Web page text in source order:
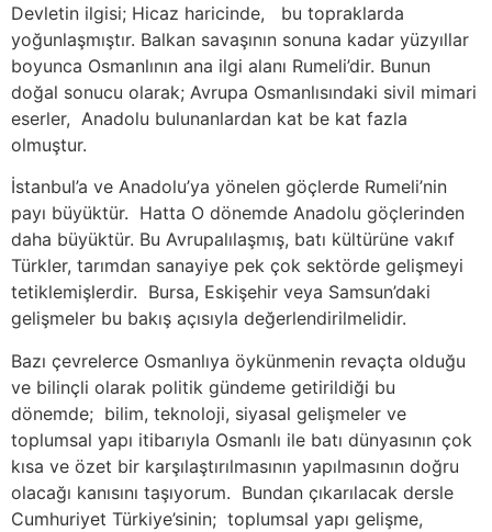
Devletin ilgisi; Hicaz haricinde, bu topraklarda
yoğunlaşmıştır. Balkan savaşının sonuna kadar yüzyıllar
boyunca Osmanlının ana ilgi alanı Rumeli’dir. Bunun
doğal sonucu olarak; Avrupa Osmanlısındaki sivil mimari
eserler, Anadolu bulunanlardan kat be kat fazla
olmuştur.
İstanbul’a ve Anadolu’ya yönelen göçlerde Rumeli’nin
payı büyüktür. Hatta O dönemde Anadolu göçlerinden
daha büyüktür. Bu Avrupalılaşmış, batı kültürüne vakıf
Türkler, tarımdan sanayiye pek çok sektörde gelişmeyi
tetiklemişlerdir. Bursa, Eskişehir veya Samsun’daki
gelişmeler bu bakış açısıyla değerlendirilmelidir.
Bazı çevrelerce Osmanlıya öykünmenin revaçta olduğu
ve bilinçli olarak politik gündeme getirildiği bu
dönemde; bilim, teknoloji, siyasal gelişmeler ve
toplumsal yapı itibarıyla Osmanlı ile batı dünyasının çok
kısa ve özet bir karşılaştırılmasının yapılmasının doğru
olacağı kanısını taşıyorum. Bundan çıkarılacak dersle
Cumhuriyet Türkiye’sinin; toplumsal yapı gelişme,